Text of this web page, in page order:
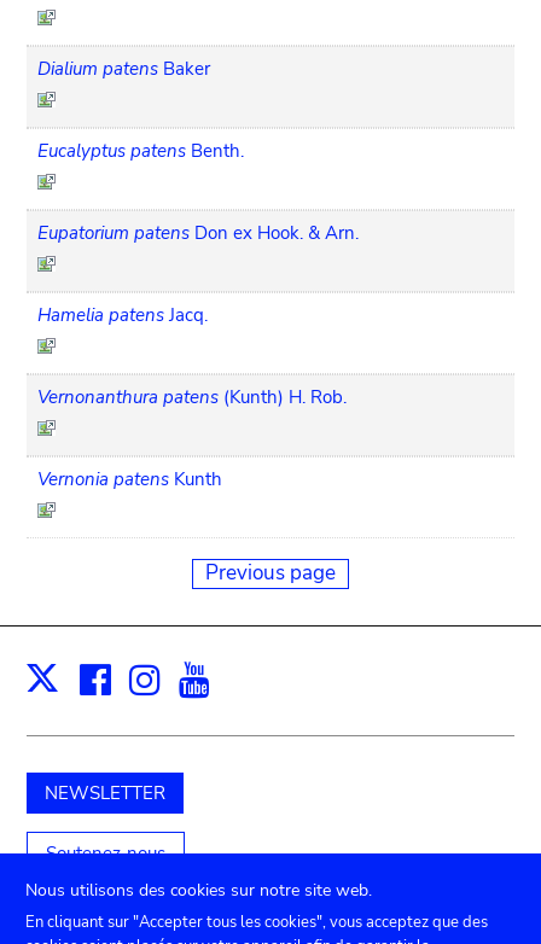
Dialium patens Baker
Eucalyptus patens Benth.
Eupatorium patens Don ex Hook. & Arn.
Hamelia patens Jacq.
Vernonanthura patens (Kunth) H. Rob.
Vernonia patens Kunth
Previous page
X Facebook
Instagram
NEWSLETTER
Soutenez-nous
Nous utilisons des cookies sur notre site web.
En cliquant sur "Accepter tous les cookies", vous acceptez que des